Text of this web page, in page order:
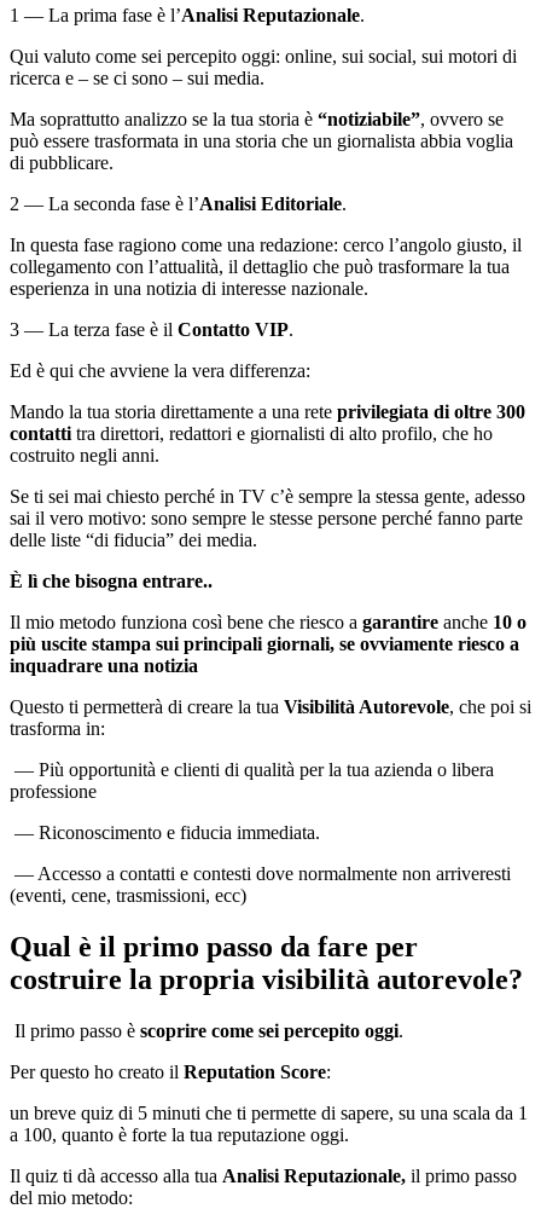
1 — La prima fase è l’Analisi Reputazionale.
Qui valuto come sei percepito oggi: online, sui social, sui motori di
ricerca e – se ci sono – sui media.
Ma soprattutto analizzo se la tua storia è “notiziabile”, ovvero se
può essere trasformata in una storia che un giornalista abbia voglia
di pubblicare.
2 — La seconda fase è l’Analisi Editoriale.
In questa fase ragiono come una redazione: cerco l’angolo giusto, il
collegamento con l’attualità, il dettaglio che può trasformare la tua
esperienza in una notizia di interesse nazionale.
3 — La terza fase è il Contatto VIP.
Ed è qui che avviene la vera differenza:
Mando la tua storia direttamente a una rete privilegiata di oltre 300
contatti tra direttori, redattori e giornalisti di alto profilo, che ho
costruito negli anni.
Se ti sei mai chiesto perché in TV c’è sempre la stessa gente, adesso
sai il vero motivo: sono sempre le stesse persone perché fanno parte
delle liste “di fiducia” dei media.
È lì che bisogna entrare..
Il mio metodo funziona così bene che riesco a garantire anche 10 o
più uscite stampa sui principali giornali, se ovviamente riesco a
inquadrare una notizia
Questo ti permetterà di creare la tua Visibilità Autorevole, che poi si
trasforma in:
— Più opportunità e clienti di qualità per la tua azienda o libera
professione
— Riconoscimento e fiducia immediata.
— Accesso a contatti e contesti dove normalmente non arriveresti
(eventi, cene, trasmissioni, ecc)
Qual è il primo passo da fare per
costruire la propria visibilità autorevole?
Il primo passo è scoprire come sei percepito oggi.
Per questo ho creato il Reputation Score:
un breve quiz di 5 minuti che ti permette di sapere, su una scala da 1
a 100, quanto è forte la tua reputazione oggi.
Il quiz ti dà accesso alla tua Analisi Reputazionale, il primo passo
del mio metodo: